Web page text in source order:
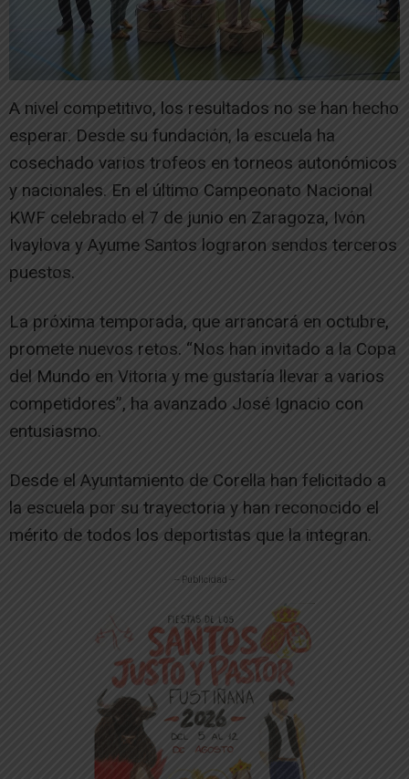
A nivel competitivo, los resultados no se han hecho
esperar. Desde su fundación, la escuela ha
cosechado varios trofeos en torneos autonómicos
y nacionales. En el último Campeonato Nacional
KWF celebrado el 7 de junio en Zaragoza, Ivón
Ivaylova y Ayume Santos lograron sendos terceros
puestos.
La próxima temporada, que arrancará en octubre,
promete nuevos retos. “Nos han invitado a la Copa
del Mundo en Vitoria y me gustaría llevar a varios
competidores”, ha avanzado José Ignacio con
entusiasmo.
Desde el Ayuntamiento de Corella han felicitado a
la escuela por su trayectoria y han reconocido el
mérito de todos los deportistas que la integran.
-- Publicidad --